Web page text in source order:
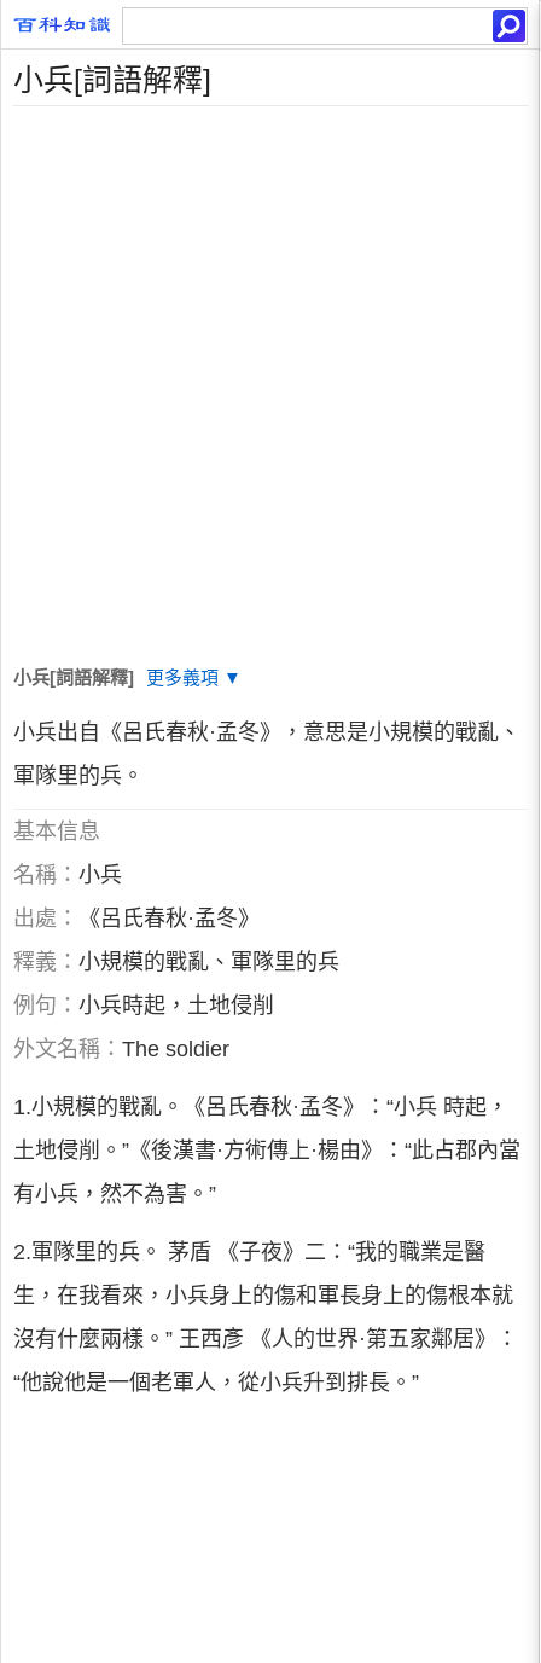
小兵[詞語解釋]
小兵[詞語解釋] 更多義項 ▼
小兵出自《呂氏春秋·孟冬》，意思是小規模的戰亂、
軍隊里的兵。
基本信息
名稱： 小兵
出處：
《呂氏春秋·孟冬》
釋義： 小規模的戰亂、軍隊里的兵
例句： 小兵時起，土地侵削
外文名稱： The soldier
1.小規模的戰亂。《呂氏春秋·孟冬》：“小兵 時起，
土地侵削。”《後漢書·方術傳上·楊由》：“此占郡內當
有小兵，然不為害。”
2.軍隊里的兵。 茅盾 《子夜》二：“我的職業是醫
生，在我看來，小兵身上的傷和軍長身上的傷根本就
沒有什麼兩樣。” 王西彥 《人的世界·第五家鄰居》：
“他說他是一個老軍人，從小兵升到排長。”